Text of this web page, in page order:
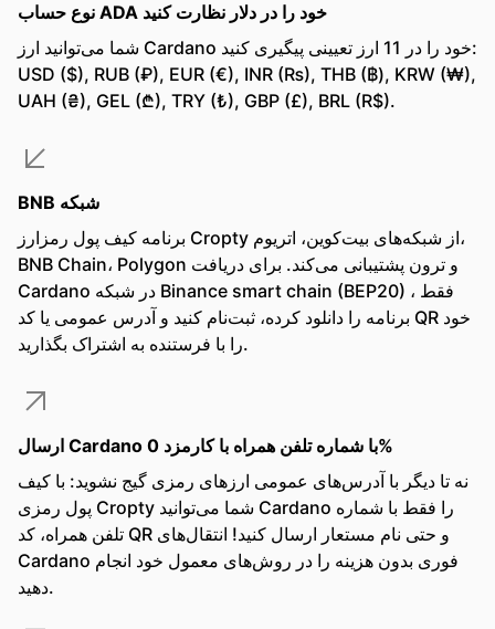
نوع حساب ADA خود را در دلار نظارت کنید
شما می‌توانید ارز Cardano خود را در 11 ارز تعیینی پیگیری کنید:
USD ($), RUB (₽), EUR (€), INR (₨), THB (฿), KRW (₩),
UAH (₴), GEL (₾), TRY (₺), GBP (£), BRL (R$).
BNB شبکه
برنامه کیف پول رمزارز Cropty از شبکه‌های بیت‌کوین، اتریوم،
BNB Chain، Polygon و ترون پشتیبانی می‌کند. برای دریافت
Cardano در شبکه Binance smart chain (BEP20) ، فقط
برنامه را دانلود کرده، ثبت‌نام کنید و آدرس عمومی یا کد QR خود
را با فرستنده به اشتراک بگذارید.
ارسال Cardano با شماره تلفن همراه با کارمزد 0%
نه تا دیگر با آدرس‌های عمومی ارزهای رمزی گیج نشوید: با کیف
پول رمزی Cropty شما می‌توانید Cardano را فقط با شماره
تلفن همراه، کد QR و حتی نام مستعار ارسال کنید! انتقال‌های
Cardano فوری بدون هزینه را در روش‌های معمول خود انجام
دهید.